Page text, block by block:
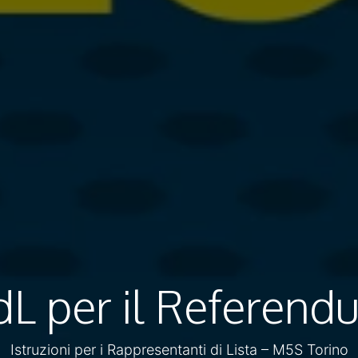
per il
Istruzioni per i Rappresentanti di Lista – M5S Torino